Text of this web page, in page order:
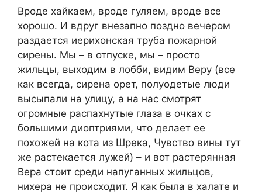
Вроде хайкаем, вроде гуляем, вроде все
хорошо. И вдруг внезапно поздно вечером
раздается иерихонская труба пожарной
сирены. Мы – в отпуске, мы – просто
жильцы, выходим в лобби, видим Веру (все
как всегда, сирена орет, полуодетые люди
высыпали на улицу, а на нас смотрят
огромные распахнутые глаза в очках с
большими диоптриями, что делает ее
похожей на кота из Шрека, Чувство вины тут
же растекается лужей) – и вот растерянная
Вера стоит среди напуганных жильцов,
нихера не происходит. Я как была в халате и